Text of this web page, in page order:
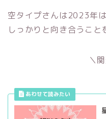
空タイプさんは2023年
しっかりと向き合うこと
＼